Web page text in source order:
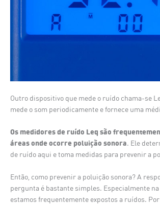
Outro dispositivo que mede o ruído chama-se
mede o som periodicamente e fornece uma
Os medidores de ruído Leq são
áreas onde ocorre poluição sonora. Ele
de ruído aqui e toma medidas para prevenir a
Então, como prevenir a poluição sonora? A
pergunta é bastante simples. Especialmente na
estamos frequentemente expostos a ruídos.